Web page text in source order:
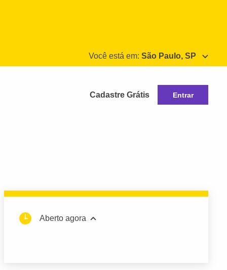
Você está em: São Paulo, SP
Cadastre Grátis Entrar
Aberto agora